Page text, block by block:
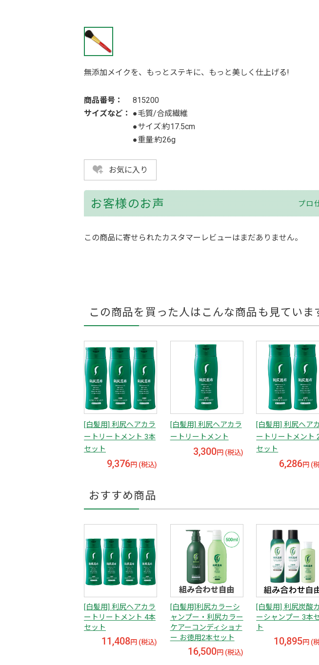
無添加メイクを、もっとステキに、もっと美しく仕上げる!
商品番号：
815200
サイズなど：
●毛質/合成繊維
●サイズ:約17.5cm
●重量:約26g
お気に入り
お客様のお声 プロ
この商品に寄せられたカスタマーレビューはまだありません。
この商品を買った人はこんな商品も見ていま
[白髪用] 利尻ヘアカラ
ートリートメント 3本
セット
9,376円 (税込)
[白髪用] 利尻ヘアカラ
ートリートメント
3,300円 (税込)
[白髪用] 利尻ヘア
ートリートメント
セット
6,286円 (
おすすめ商品
[白髪用] 利尻ヘアカラ
ートリートメント 4本
セット
11,408円 (税込)
[白髪用]利尻カラーシ
ャンプー・利尻カラー
ケアーコンディショナ
ー お徳用2本セット
16,500円 (税込)
[白髪用] 利尻炭酸
ーシャンプー 3本
ト
10,895円 (